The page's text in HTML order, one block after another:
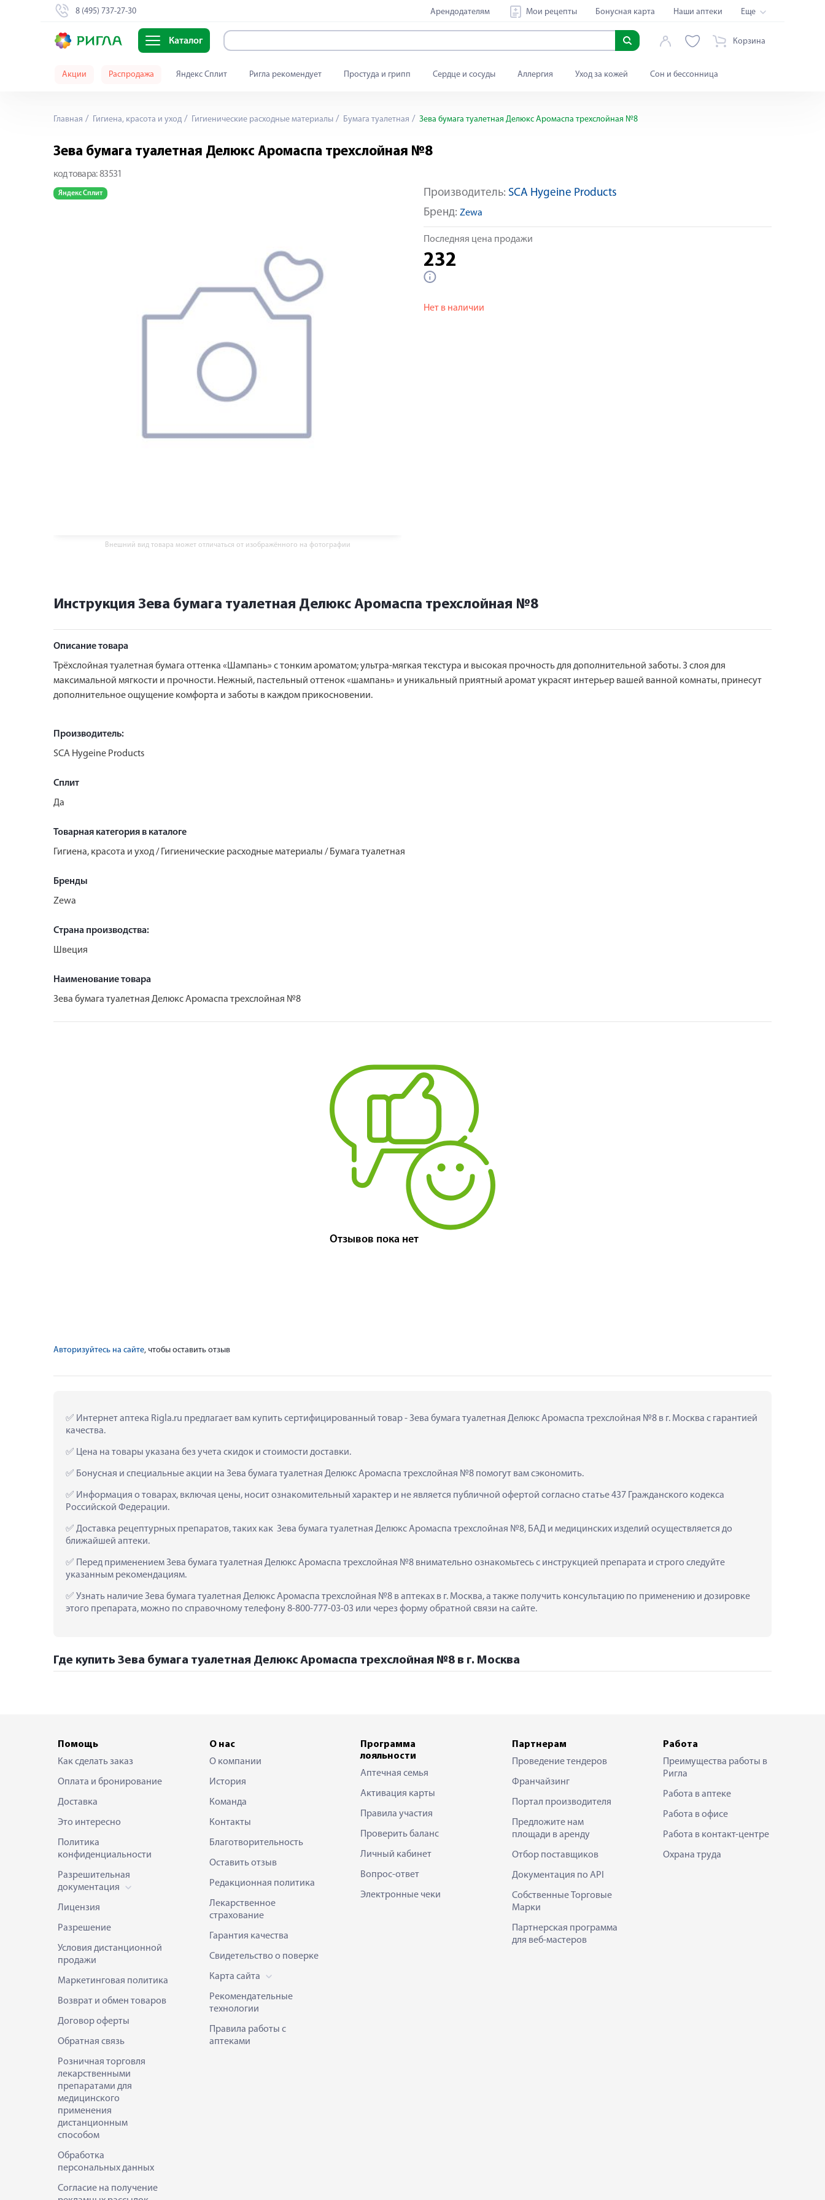
8 (495) 737-27-30 Арендодателям Мои рецепты Бонусная карта Наши аптеки Еще
Каталог Корзина
Акции Распродажа Яндекс Сплит Ригла рекомендует Простуда и грипп Сердце и сосуды Аллергия Уход за кожей Сон и бессонница
Главная Гигиена, красота и уход Гигиенические расходные материалы Бумага туалетная Зева бумага туалетная Делюкс Аромаспа трехслойная №8
Зева бумага туалетная Делюкс Аромаспа трехслойная №8
код товара: 83531
Яндекс Сплит
Внешний вид товара может отличаться от изображённого на фотографии
Производитель: SCA Hygeine Products
Бренд: Zewa
Последняя цена продажи
232
Нет в наличии
Инструкция Зева бумага туалетная Делюкс Аромаспа трехслойная №8
Описание товара
Трёхслойная туалетная бумага оттенка «Шампань» с тонким ароматом; ультра-мягкая текстура и высокая прочность для дополнительной заботы. 3 слоя для
максимальной мягкости и прочности. Нежный, пастельный оттенок «шампань» и уникальный приятный аромат украсят интерьер вашей ванной комнаты, принесут
дополнительное ощущение комфорта и заботы в каждом прикосновении.
Производитель:
SCA Hygeine Products
Сплит
Да
Товарная категория в каталоге
Гигиена, красота и уход / Гигиенические расходные материалы / Бумага туалетная
Бренды
Zewa
Страна производства:
Швеция
Наименование товара
Зева бумага туалетная Делюкс Аромаспа трехслойная №8
Отзывов пока нет
Авторизуйтесь на сайте, чтобы оставить отзыв
Интернет аптека Rigla.ru предлагает вам купить сертифицированный товар - Зева бумага туалетная Делюкс Аромаспа трехслойная №8 в г. Москва с гарантией
качества.
Цена на товары указана без учета скидок и стоимости доставки.
Бонусная и специальные акции на Зева бумага туалетная Делюкс Аромаспа трехслойная №8 помогут вам сэкономить.
Информация о товарах, включая цены, носит ознакомительный характер и не является публичной офертой согласно статье 437 Гражданского кодекса
Российской Федерации.
Доставка рецептурных препаратов, таких как  Зева бумага туалетная Делюкс Аромаспа трехслойная №8, БАД и медицинских изделий осуществляется до
ближайшей аптеки.
Перед применением Зева бумага туалетная Делюкс Аромаспа трехслойная №8 внимательно ознакомьтесь с инструкцией препарата и строго следуйте
указанным рекомендациям.
Узнать наличие Зева бумага туалетная Делюкс Аромаспа трехслойная №8 в аптеках в г. Москва, а также получить консультацию по применению и дозировке
этого препарата, можно по справочному телефону 8-800-777-03-03 или через форму обратной связи на сайте.
Где купить Зева бумага туалетная Делюкс Аромаспа трехслойная №8 в г. Москва
Помощь
Как сделать заказ
Оплата и бронирование
Доставка
Это интересно
Политика
конфиденциальности
Разрешительная
документация
Лицензия
Разрешение
Условия дистанционной
продажи
Маркетинговая политика
Возврат и обмен товаров
Договор оферты
Обратная связь
Розничная торговля
лекарственными
препаратами для
медицинского
применения
дистанционным
способом
Обработка
персональных данных
Согласие на получение
О нас
О компании
История
Команда
Контакты
Благотворительность
Оставить отзыв
Редакционная политика
Лекарственное
страхование
Гарантия качества
Свидетельство о поверке
Карта сайта
Рекомендательные
технологии
Правила работы с
аптеками
Программа
лояльности
Аптечная семья
Активация карты
Правила участия
Проверить баланс
Личный кабинет
Вопрос-ответ
Электронные чеки
Партнерам
Проведение тендеров
Франчайзинг
Портал производителя
Предложите нам
площади в аренду
Отбор поставщиков
Документация по API
Собственные Торговые
Марки
Партнерская программа
для веб-мастеров
Работа
Преимущества работы в
Ригла
Работа в аптеке
Работа в офисе
Работа в контакт-центре
Охрана труда